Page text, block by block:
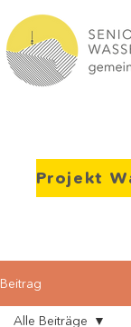
Beitrag
Alle Beiträge